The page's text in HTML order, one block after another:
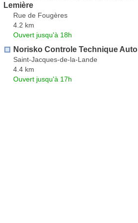
Lemière
Rue de Fougères
4.2 km
Ouvert jusqu'à 18h
Norisko Controle Technique Auto
Saint-Jacques-de-la-Lande
4.4 km
Ouvert jusqu'à 17h